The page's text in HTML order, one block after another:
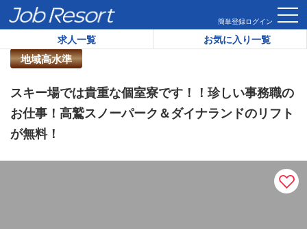
簡単登録ログイン
求人一覧 お気に入り一覧
HOME 求人一覧 スキー場では貴重な個室寮です！！珍しい
地域高水準
リゾートバイト求人番号：
スキー場では貴重な個室寮です！！珍しい事務職の
お仕事！高鷲スノーパーク＆ダイナランドのリフト
が無料！